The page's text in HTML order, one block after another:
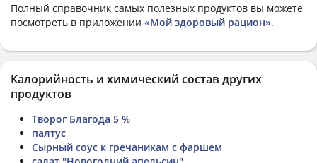
Полный справочник самых полезных продуктов вы можете
посмотреть в приложении «Мой здоровый рацион».
Калорийность и химический состав других
продуктов
Творог Благода 5 %
палтус
Сырный соус к гречаникам с фаршем